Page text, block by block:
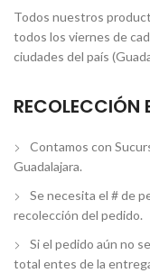
Todos nuestros
todos los viernes de
ciudades del país
RECOLECCIÓN
Contamos con
Guadalajara.
Se necesita el # de
recolección del pedido.
Si el pedido aún no
total entes de la